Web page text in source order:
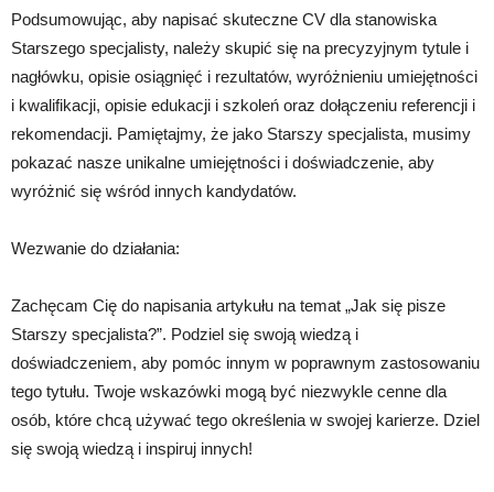
Podsumowując, aby napisać skuteczne CV dla stanowiska
Starszego specjalisty, należy skupić się na precyzyjnym tytule i
nagłówku, opisie osiągnięć i rezultatów, wyróżnieniu umiejętności
i kwalifikacji, opisie edukacji i szkoleń oraz dołączeniu referencji i
rekomendacji. Pamiętajmy, że jako Starszy specjalista, musimy
pokazać nasze unikalne umiejętności i doświadczenie, aby
wyróżnić się wśród innych kandydatów.
Wezwanie do działania:
Zachęcam Cię do napisania artykułu na temat „Jak się pisze
Starszy specjalista?”. Podziel się swoją wiedzą i
doświadczeniem, aby pomóc innym w poprawnym zastosowaniu
tego tytułu. Twoje wskazówki mogą być niezwykle cenne dla
osób, które chcą używać tego określenia w swojej karierze. Dziel
się swoją wiedzą i inspiruj innych!